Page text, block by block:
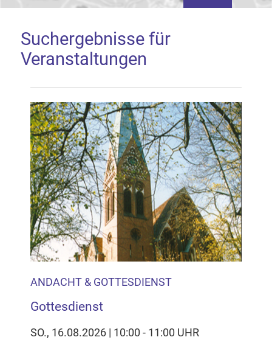
Google Map laden
Mit dem Laden der Karte akzeptieren Sie, dass die
Anwendung Google Maps beim Aktivieren von
Inhalten Cookies auf Ihrem Gerät setzt, z.B. zwecks
Reichweitenmessung und profilbasierter Werbung.
Näheres s.zur Datenschutzerklärung
Hier können Sie Ihre Cookie-
Einstellungen anpassen
Suchergebnisse für
Veranstaltungen
ANDACHT & GOTTESDIENST
Gottesdienst
SO., 16.08.2026 | 10:00 - 11:00 UHR